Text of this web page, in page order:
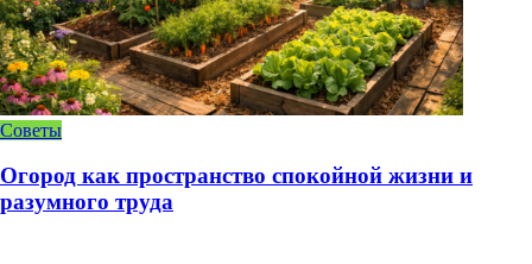
Советы
Огород как пространство спокойной жизни и
разумного труда